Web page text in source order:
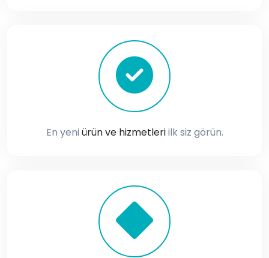
En yeni ürün ve hizmetleriilk siz görün.